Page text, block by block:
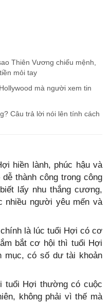
Thiên Vương chiếu mệnh,
mỏi tay
mà người xem tin
Câu trả lời nói lên tính cách
hiền lành, phúc hậu và
thành công trong công
lấy nhu thắng cương,
nhiều người yêu mến và
là lúc tuổi Hợi có cơ
bắt cơ hội thì tuổi Hợi
mục, có số dư tài khoản
tuổi Hợi thường có cuộc
không phải vì thế mà